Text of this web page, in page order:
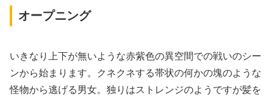
オープニング
いきなり上下が無いような赤紫色の異空間での戦いのシー
ンから始まります。クネクネする帯状の何かの塊のような
怪物から逃げる男女。独りはストレンジのようですが髪を